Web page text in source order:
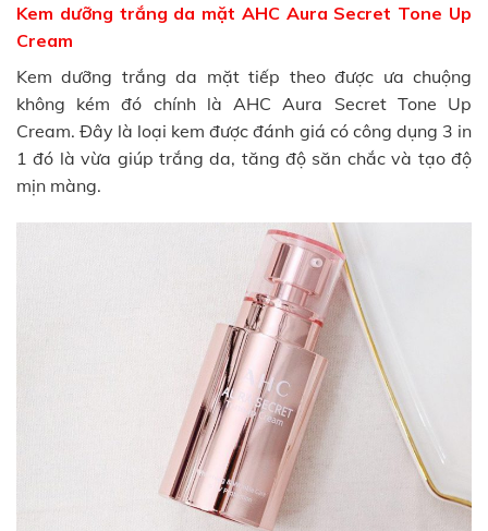
Kem dưỡng trắng da mặt AHC Aura Secret Tone Up
Cream
Kem dưỡng trắng da mặt tiếp theo được ưa chuộng
không kém đó chính là AHC Aura Secret Tone Up
Cream. Đây là loại kem được đánh giá có công dụng 3 in
1 đó là vừa giúp trắng da, tăng độ săn chắc và tạo độ
mịn màng.